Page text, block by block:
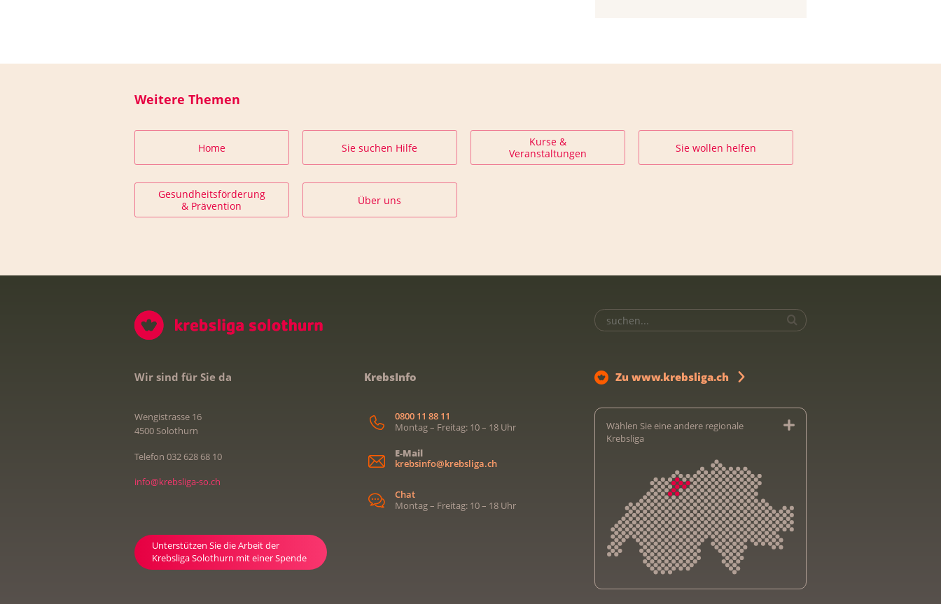
Weitere Themen
Home Sie suchen Hilfe
Kurse &
Veranstaltungen
Sie wollen helfen
Gesundheitsförderung
& Prävention
Über uns
Wir sind für Sie da
Wengistrasse 16
4500 Solothurn
Telefon 032 628 68 10
info@krebsliga-so.ch
Unterstützen Sie die Arbeit der
Krebsliga Solothurn mit einer Spende
KrebsInfo
0800 11 88 11
Montag – Freitag: 10 – 18 Uhr
E-Mail
krebsinfo@krebsliga.ch
Chat
Montag – Freitag: 10 – 18 Uhr
Zu www.krebsliga.ch
Wählen Sie eine andere regionale
Krebsliga